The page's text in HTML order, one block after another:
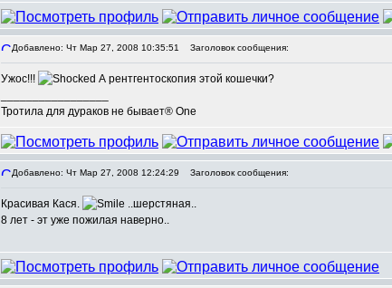
Добавлено: Чт Мар 27, 2008 10:35:51 Заголовок сообщения:
Ужос!!!
А рентгентоскопия этой кошечки?
Тротила для дураков не бывает® One
Добавлено: Чт Мар 27, 2008 12:24:29 Заголовок сообщения:
Красивая Кася.
..шерстяная..
8 лет - эт уже пожилая наверно..